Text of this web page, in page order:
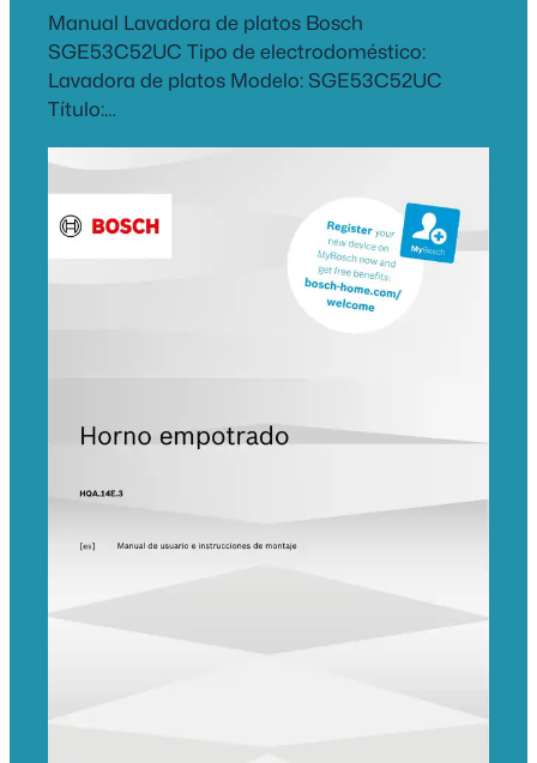
Manual Lavadora de platos Bosch
SGE53C52UC Tipo de electrodoméstico:
Lavadora de platos Modelo: SGE53C52UC
Título:…